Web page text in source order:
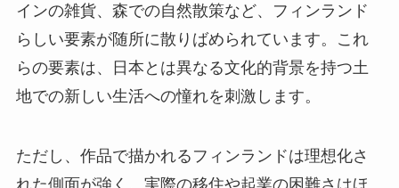
インの雑貨、森での自然散策など、フィンランド
らしい要素が随所に散りばめられています。これ
らの要素は、日本とは異なる文化的背景を持つ土
地での新しい生活への憧れを刺激します。
ただし、作品で描かれるフィンランドは理想化さ